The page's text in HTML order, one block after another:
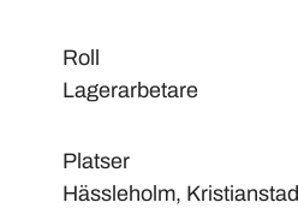
Roll
Lagerarbetare
Platser
Hässleholm, Kristianstad